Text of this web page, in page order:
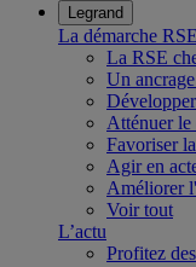
Legrand
La démarche RSE
La RSE
Un
Atténuer le
Favoriser
Agir en
Améliorer
Voir tout
L’actu
Profitez